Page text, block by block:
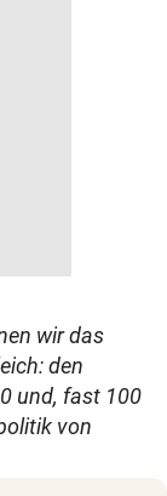
wir das
den
und, fast 100
von